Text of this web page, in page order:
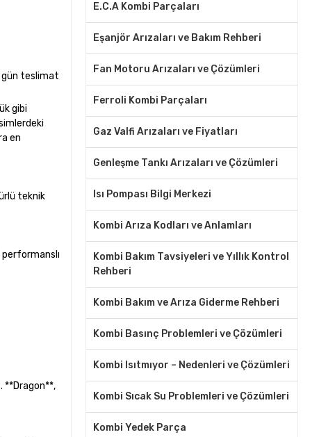
gün teslimat
gibi
en
teknik
**Dragon**,
E.C.A Kombi Parçaları
Eşanjör Arızaları ve Bakım Rehberi
Fan Motoru Arızaları ve Çözümleri
Ferroli Kombi Parçaları
Gaz Valfi Arızaları ve Fiyatları
Genleşme Tankı Arızaları ve Çözümleri
Isı Pompası Bilgi Merkezi
Kombi Arıza Kodları ve Anlamları
Kombi Bakım Tavsiyeleri ve Yıllık Kontrol
Rehberi
Kombi Bakım ve Arıza Giderme Rehberi
Kombi Basınç Problemleri ve Çözümleri
Kombi Isıtmıyor – Nedenleri ve Çözümleri
Kombi Sıcak Su Problemleri ve Çözümleri
Kombi Yedek Parça